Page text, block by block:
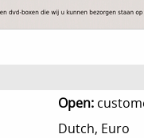
Open:
Dutch, Euro